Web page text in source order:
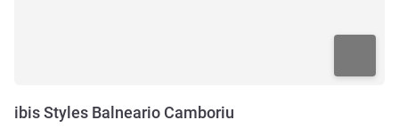
ibis Styles Balneario Camboriu